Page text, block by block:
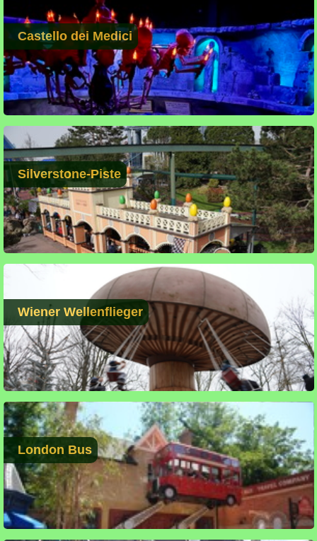
Castello dei Medici
Silverstone-Piste
Wiener Wellenflieger
London Bus